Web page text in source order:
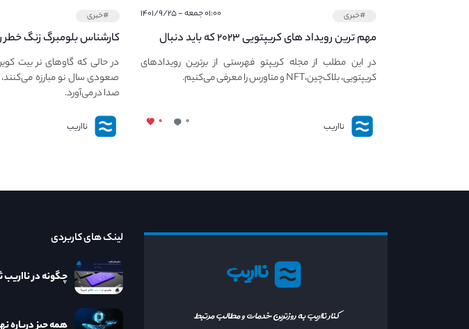
#خبری ۰۱:۰۰ جمعه - ۱۴۰۱/۹/۲۵
مهم ترین رویداد های کریپتویی ۲۰۲۳ که باید دنبال
کنید – معرفی بهترین رویداد های جهانی
در این مطلب از مجله کریپتو فهرستی از برترین رویدادهای
کریپتویی، بلاک‌چین،NFT و متاورس را معرفی می‌کنیم.
نااریب ۰ ۰
#خبری
کارشناس بلومبرگ زنگ خطر
کوین در معرض خطر سقوط
چیست؟
صعودی سال نو مبارزه می‌کنند،
صدا در می‌آورد.
نااریب
نااریب
کنار نااریب به روزترین خدمات و مطالب مرتبط
لینک های کاربردی
چگونه در نااریب